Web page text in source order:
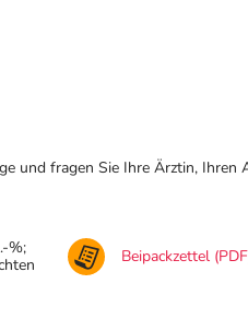
und fragen Sie Ihre Ärztin, Ihren
%;
Beipackzettel